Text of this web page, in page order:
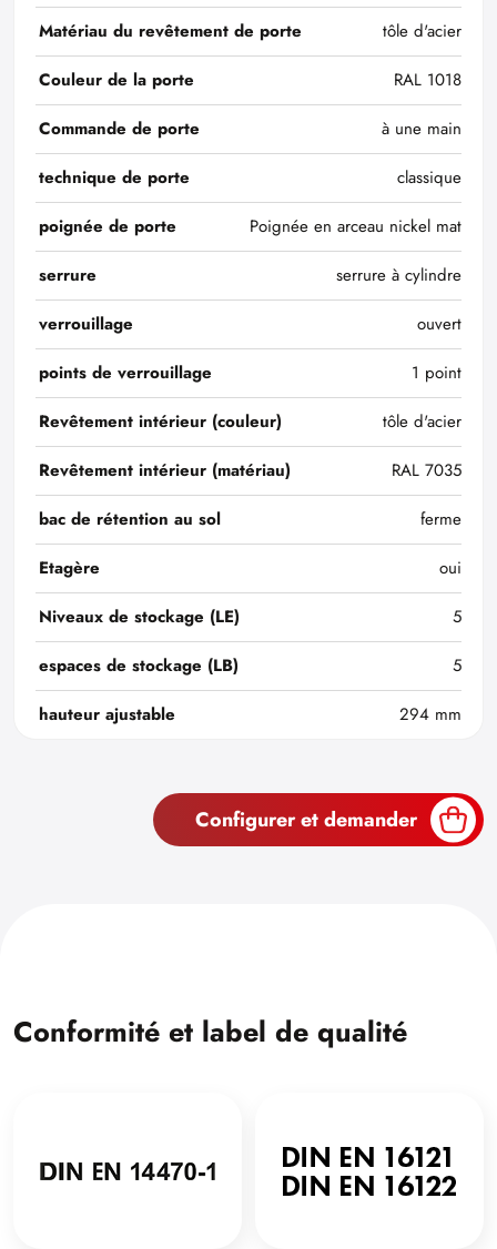
Matériau du revêtement de porte
tôle d'acier
Couleur de la porte
RAL 1018
Commande de porte
à une main
technique de porte
classique
poignée de porte
Poignée en arceau nickel mat
serrure
serrure à cylindre
verrouillage
ouvert
points de verrouillage
1 point
Revêtement intérieur (couleur)
tôle d'acier
Revêtement intérieur (matériau)
RAL 7035
bac de rétention au sol
ferme
Etagère
oui
Niveaux de stockage (LE)
5
espaces de stockage (LB)
5
hauteur ajustable
294 mm
Configurer et demander
Conformité et label de qualité